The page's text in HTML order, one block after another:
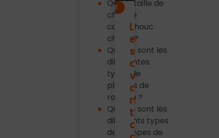
Quelle taille de
chenille
caoutchouc
choisir ?
Quelles sont les
différentes
types de
plaques de
roulage ?
Quelles sont les
différents types
de pompes de
ACTUALITÉS
L
e
s
a
v
a
n
t
a